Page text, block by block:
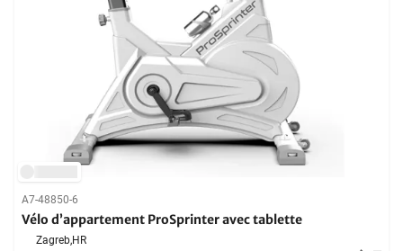
A7-48850-6
Vélo d’appartement ProSprinter avec tablette
Zagreb,HR